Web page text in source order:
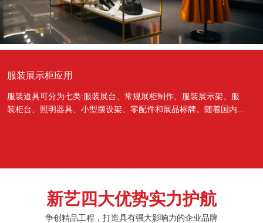
服装展示柜应用
服装道具可分为七类:服装展台、常规展柜制作、服装展示架、服
装柜台、照明器具、小型摆设架、零配件和展品标牌。随着国内经
新艺四大优势实力护航
争创精品工程，打造具有强大影响力的企业品牌